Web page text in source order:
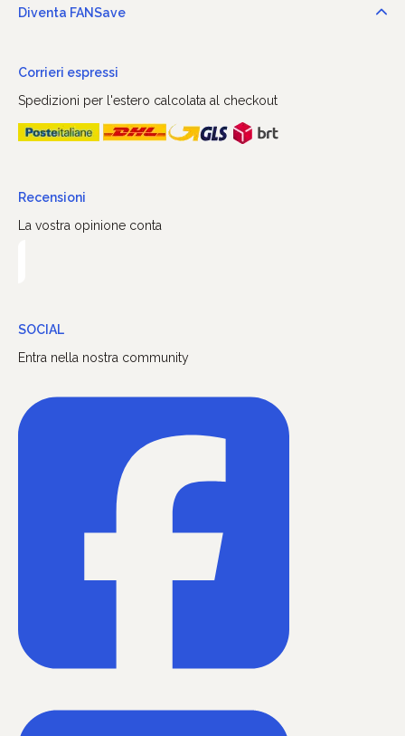
Diventa FANSave
Corrieri espressi
Spedizioni per l'estero calcolata al checkout
Recensioni
La vostra opinione conta
SOCIAL
Entra nella nostra community